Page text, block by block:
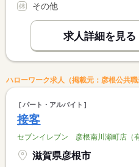
その他
求人詳細を見る
ハローワーク求人（掲載元：彦根公共職
パート・アルバイト
接客
セブンイレブン 彦根南川瀬町店（
滋賀県彦根市